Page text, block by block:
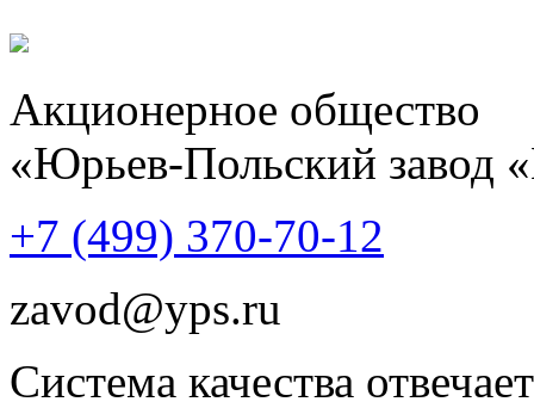
Акционерное общество
«Юрьев-Польский завод
+7 (499) 370-70-12
zavod@yps.ru
Система качества отвечает